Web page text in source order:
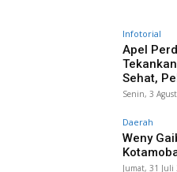
Infotorial
Apel
Sehat,
Senin, 3
Daerah
Weny
Jumat, 31